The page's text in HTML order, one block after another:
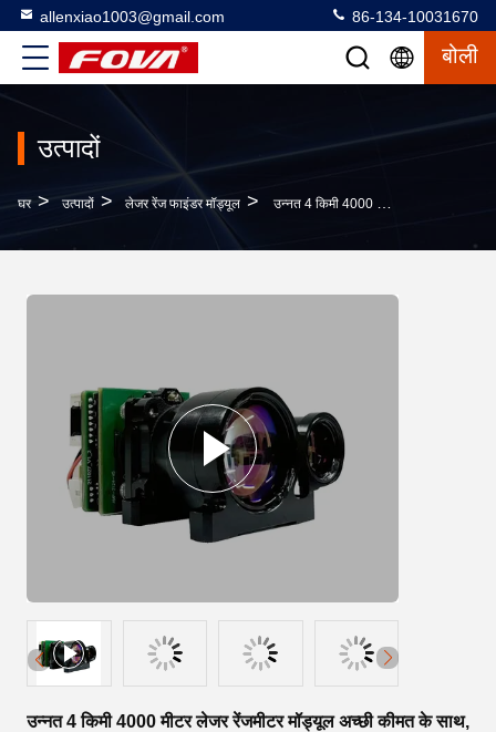
allenxiao1003@gmail.com 86-134-10031670
बोली
उत्पादों
घर > उत्पादों > लेजर रेंज फाइंडर मॉड्यूल > उन्नत 4 किमी 4000 मीटर लेजर रेंजमीटर मॉड्यूल अच्छी कीमत के साथ, 40 किमी लंबी दूरी के लेजर रेंजिंग मॉड्यूल, लेजर दूरी माप 1.3mW प्रेसिजन लेजर दूरी सेंसर
उन्नत 4 किमी 4000 मीटर लेजर रेंजमीटर मॉड्यूल अच्छी कीमत के साथ,